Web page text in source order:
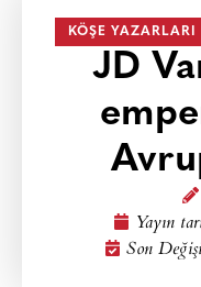
KÖŞE YAZARLARI
JD
Yayın
Son